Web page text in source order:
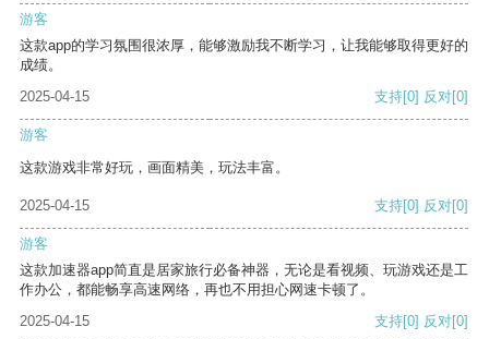
游客
这款app的学习氛围很浓厚，能够激励我不断学习，让我能够取得更好的
成绩。
2025-04-15
支持[0] 反对[0]
游客
这款游戏非常好玩，画面精美，玩法丰富。
2025-04-15 支持[0] 反对[0]
游客
这款加速器app简直是居家旅行必备神器，无论是看视频、玩游戏还是工
作办公，都能畅享高速网络，再也不用担心网速卡顿了。
2025-04-15
支持[0] 反对[0]